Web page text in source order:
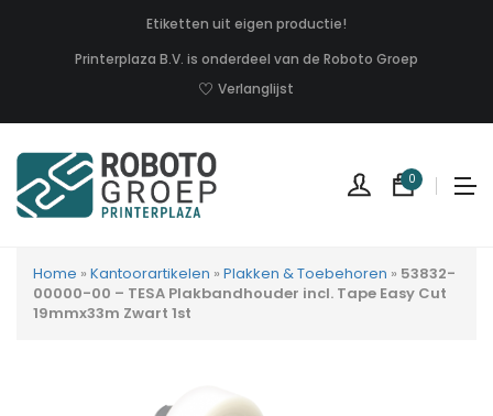
Etiketten uit eigen productie!
Printerplaza B.V. is onderdeel van de Roboto Groep
Verlanglijst
0
Home » Kantoorartikelen » Plakken & Toebehoren » 53832-
00000-00 – TESA Plakbandhouder incl. Tape Easy Cut
19mmx33m Zwart 1st